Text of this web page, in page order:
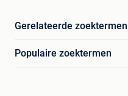
Gerelateerde zoektermen
Populaire zoektermen